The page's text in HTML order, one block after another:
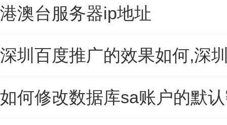
港澳台服务器ip地址
深圳百度推广的效果如何,深
如何修改数据库sa账户的默